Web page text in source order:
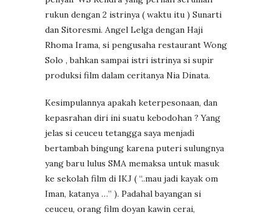
rukun dengan 2 istrinya ( waktu itu ) Sunarti
dan Sitoresmi. Angel Lelga dengan Haji
Rhoma Irama, si pengusaha restaurant Wong
Solo , bahkan sampai istri istrinya si supir
produksi film dalam ceritanya Nia Dinata.
Kesimpulannya apakah keterpesonaan, dan
kepasrahan diri ini suatu kebodohan ? Yang
jelas si ceuceu tetangga saya menjadi
bertambah bingung karena puteri sulungnya
yang baru lulus SMA memaksa untuk masuk
ke sekolah film di IKJ ( “..mau jadi kayak om
Iman, katanya …” ). Padahal bayangan si
ceuceu, orang film doyan kawin cerai,